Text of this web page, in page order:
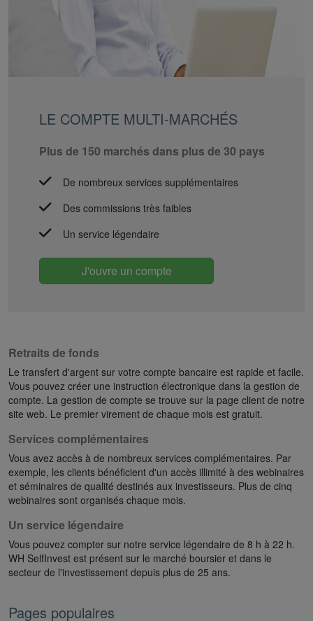
LE COMPTE MULTI-MARCHÉS
Plus de 150 marchés dans plus de 30 pays
De nombreux services supplémentaires
Des commissions très faibles
Un service légendaire
J'ouvre un compte
Retraits de fonds
Le transfert d'argent sur votre compte bancaire est rapide et facile.
Vous pouvez créer une instruction électronique dans la gestion de
compte. La gestion de compte se trouve sur la page client de notre
site web. Le premier virement de chaque mois est gratuit.
Services complémentaires
Vous avez accès à de nombreux services complémentaires. Par
exemple, les clients bénéficient d'un accès illimité à des webinaires
et séminaires de qualité destinés aux investisseurs. Plus de cinq
webinaires sont organisés chaque mois.
Un service légendaire
Vous pouvez compter sur notre service légendaire de 8 h à 22 h.
WH SelfInvest est présent sur le marché boursier et dans le
secteur de l'investissement depuis plus de 25 ans.
Pages populaires